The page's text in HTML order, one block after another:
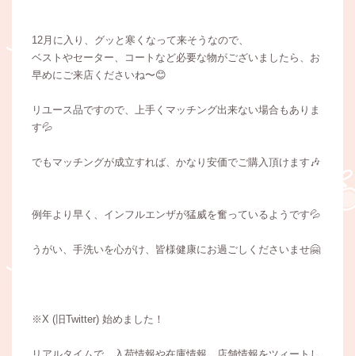
12月に入り、グッと寒くなって来そうなので、
ベストやセーター、コートなど必要な物がございましたら、お
早めにご来店くださいね〜😊
リユース品ですので、上手くマッチング出来ない場合もありま
す💦
でもマッチングが成立すれば、かなり安価でご購入頂けます🎶
例年より早く、インフルエンザが猛威を奮っているようです💦
うがい、手洗いを心がけ、皆様健康にお過ごしくださいませ🤗
※X (旧Twitter) 始めました！